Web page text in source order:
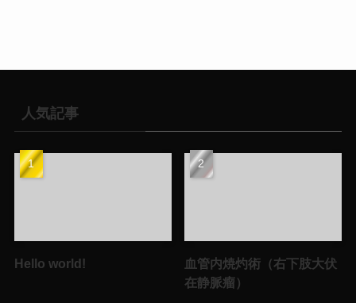
人気記事
Hello world!
血管内焼灼術（右下肢大伏
在静脈瘤）